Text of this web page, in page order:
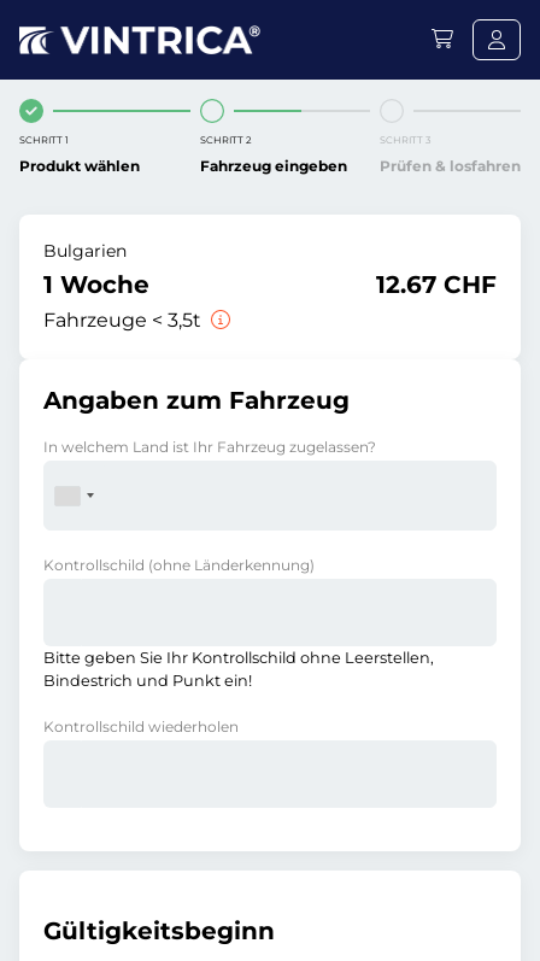
SCHRITT 1
Produkt wählen
SCHRITT 2
Fahrzeug eingeben
SCHRITT 3
Prüfen & losfahren
Bulgarien
1 Woche
Fahrzeuge < 3,5t
12.67 CHF
Angaben zum Fahrzeug
In welchem Land ist Ihr Fahrzeug zugelassen?
Kontrollschild (ohne Länderkennung)
Bitte geben Sie Ihr Kontrollschild ohne Leerstellen,
Bindestrich und Punkt ein!
Kontrollschild wiederholen
Gültigkeitsbeginn